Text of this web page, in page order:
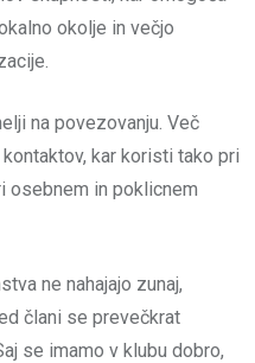
okolje in večjo
na povezovanju. Več
kar koristi tako pri
osebnem in poklicnem
ne nahajajo zunaj,
člani se prevečkrat
se imamo v klubu dobro,